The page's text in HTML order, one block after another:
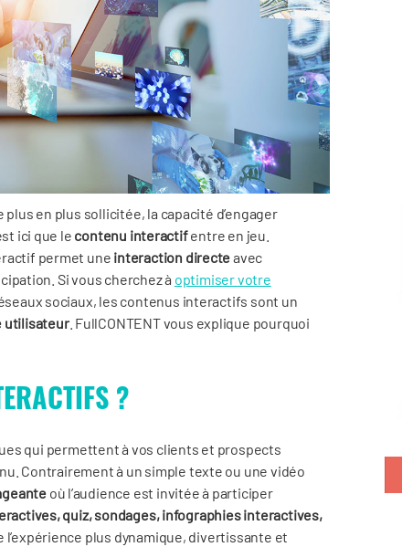
plus en plus sollicitée, la capacité d’engager
ici que le contenu interactifentre en jeu.
permet une interaction directeavec
Si vous cherchez à optimiser votre
sociaux, les contenus interactifs sont un
utilisateur. FullCONTENT vous explique pourquoi
?
qui permettent à vos clients et prospects
Contrairement à un simple texte ou une vidéo
où l’audience est invitée à participer
quiz, sondages, infographies interactives,
plus dynamique, divertissante et